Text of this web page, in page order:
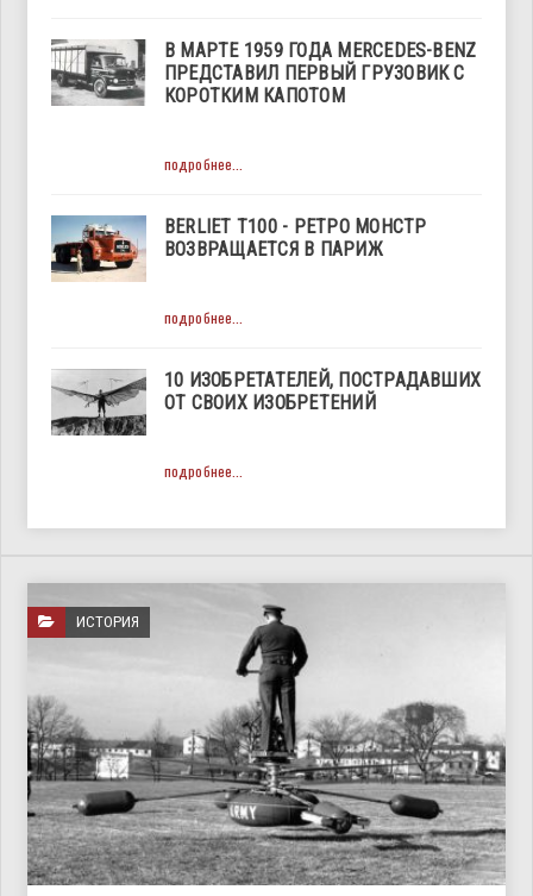
В МАРТЕ 1959 ГОДА MERCEDES-BENZ
ПРЕДСТАВИЛ ПЕРВЫЙ ГРУЗОВИК С
КОРОТКИМ КАПОТОМ
подробнее...
BERLIET T100 - РЕТРО МОНСТР
ВОЗВРАЩАЕТСЯ В ПАРИЖ
подробнее...
10 ИЗОБРЕТАТЕЛЕЙ, ПОСТРАДАВШИХ
ОТ СВОИХ ИЗОБРЕТЕНИЙ
подробнее...
ИСТОРИЯ